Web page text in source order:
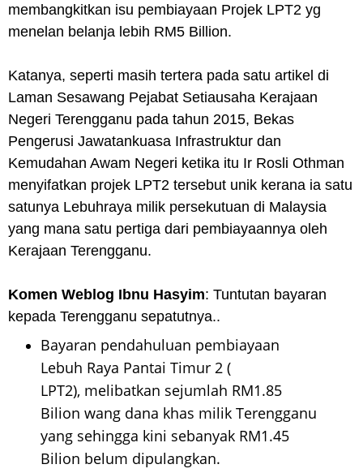
membangkitkan isu pembiayaan Projek LPT2 yg
menelan belanja lebih RM5 Billion.
Katanya, seperti masih tertera pada satu artikel di
Laman Sesawang Pejabat Setiausaha Kerajaan
Negeri Terengganu pada tahun 2015, Bekas
Pengerusi Jawatankuasa Infrastruktur dan
Kemudahan Awam Negeri ketika itu Ir Rosli Othman
menyifatkan projek LPT2 tersebut unik kerana ia satu
satunya Lebuhraya milik persekutuan di Malaysia
yang mana satu pertiga dari pembiayaannya oleh
Kerajaan Terengganu.
Komen Weblog Ibnu Hasyim: Tuntutan bayaran
kepada Terengganu sepatutnya..
Bayaran pendahuluan pembiayaan
Lebuh Raya Pantai Timur 2 (
LPT2), melibatkan sejumlah RM1.85
Bilion wang dana khas milik Terengganu
yang sehingga kini sebanyak RM1.45
Bilion belum dipulangkan.